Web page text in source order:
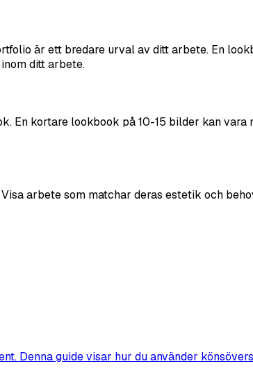
är ett bredare urval av ditt arbete. En
ditt arbete.
En kortare lookbook på 10-15 bilder kan
arbete som matchar deras estetik och
Denna guide visar hur du använder